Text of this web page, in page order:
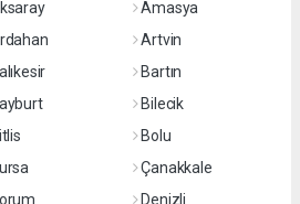
Amasya
Artvin
Bartın
Bilecik
Bolu
Çanakkale
Denizli